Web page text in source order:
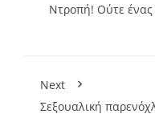
Ντροπή! Ούτε
Next
Σεξουαλική